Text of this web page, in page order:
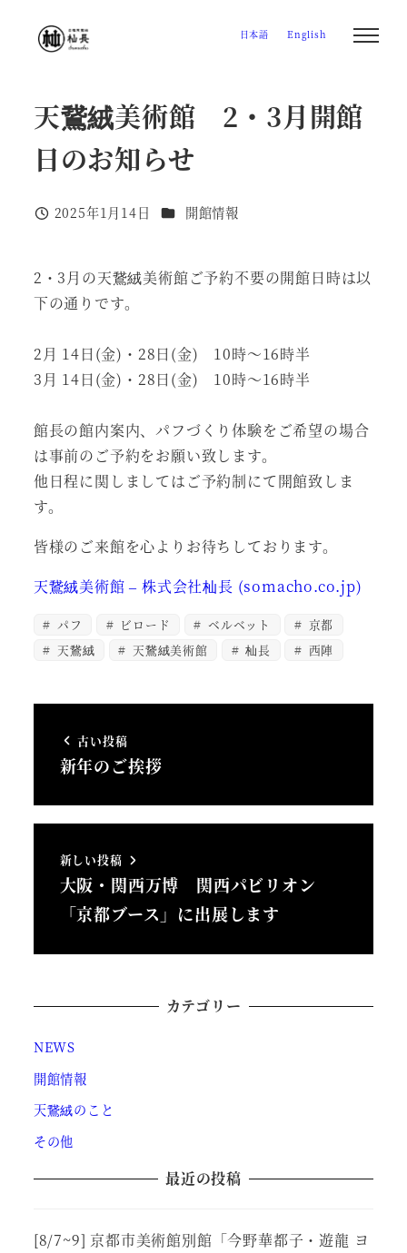
日本語 English
天鵞絨美術館 2・3月開館
日のお知らせ
投稿日
2025年1月14日 カテゴリー
開館情報
2・3月の天鵞絨美術館ご予約不要の開館日時は以
下の通りです。
2月 14日(金)・28日(金) 10時～16時半
3月 14日(金)・28日(金) 10時～16時半
館長の館内案内、パフづくり体験をご希望の場合
は事前のご予約をお願い致します。
他日程に関しましてはご予約制にて開館致しま
す。
皆様のご来館を心よりお待ちしております。
天鵞絨美術館 – 株式会社杣長 (somacho.co.jp)
パフ ビロード ベルベット
京都
天鵞絨
天鵞絨美術館 杣長 西陣
古い投稿
新年のご挨拶
新しい投稿
大阪・関西万博 関西パビリオン
「京都ブース」に出展します
カテゴリー
NEWS
開館情報
天鵞絨のこと
その他
最近の投稿
[8/7~9] 京都市美術館別館「今野華都子・遊龍 ヨ